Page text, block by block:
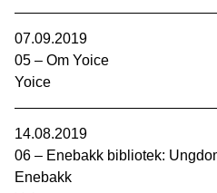
07.09.2019
05 – Om Yoice
Yoice
14.08.2019
06 – Enebakk bibliotek:
Enebakk